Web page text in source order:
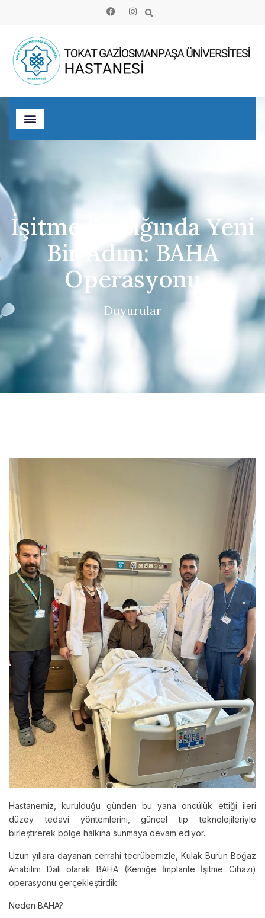
İşitme Sağlığında Yeni
Bir Adım: BAHA
Operasyonu
Duyurular
Hastanemiz, kurulduğu günden bu yana öncülük ettiği ileri
düzey tedavi yöntemlerini, güncel tıp teknolojileriyle
birleştirerek bölge halkına sunmaya devam ediyor.
Uzun yıllara dayanan cerrahi tecrübemizle, Kulak Burun Boğaz
Anabilim Dalı olarak BAHA (Kemiğe İmplante İşitme Cihazı)
operasyonu gerçekleştirdik.
Neden BAHA?